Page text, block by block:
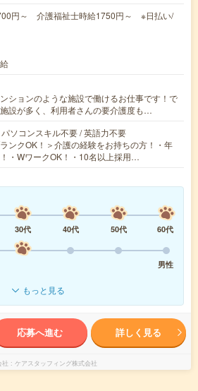
円～ 介護福祉士時給1750円～ ※日払い/
ションのような施設で働けるお仕事です！で
設が多く、利用者さんの要介護度も…
ソコンスキル不要 / 英語力不要
ンクOK！＞介護の経験をお持ちの方！・年
・WワークOK！・10名以上採用…
30代 40代 50代
60代
男性
もっと見る
応募へ進む 詳しく見る
ケアスタッフィング株式会社